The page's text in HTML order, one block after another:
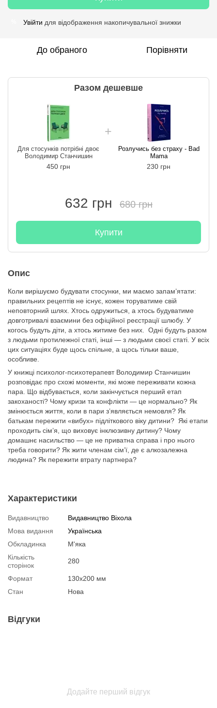
Увійти для відображення накопичувальної знижки
До обраного Порівняти
Разом дешевше
Для стосунків потрібні двоє
Володимир Станчишин
450 грн
Розлучись без страху - Bad
Mama
230 грн
632 грн 680 грн
Купити
Опис
Коли вирішуємо будувати стосунки, ми маємо запам’ятати:
правильних рецептів не існує, кожен торуватиме свій
неповторний шлях. Хтось одружиться, а хтось будуватиме
довготривалі взаємини без офіційної реєстрації шлюбу. У
когось будуть діти, а хтось житиме без них. Одні будуть разом
з людьми протилежної статі, інші — з людьми своєї статі. У всіх
цих ситуаціях буде щось спільне, а щось тільки ваше,
особливе.
У книжці психолог-психотерапевт Володимир Станчишин
розповідає про схожі моменти, які може переживати кожна
пара. Що відбувається, коли закінчується перший етап
закоханості? Чому кризи та конфлікти — це нормально? Як
змінюється життя, коли в пари з’являється немовля? Як
батькам пережити «вибух» підліткового віку дитини? Які етапи
проходить сім’я, що виховує інклюзивну дитину? Чому
домашнє насильство — це не приватна справа і про нього
треба говорити? Як жити членам сім’ї, де є алкозалежна
людина? Як пережити втрату партнера?
Характеристики
Видавництво
Видавництво Віхола
Мова видання
Українська
Обкладинка
М'яка
Кількість
сторінок
280
Формат
130х200 мм
Стан
Нова
Відгуки
Додайте перший відгук